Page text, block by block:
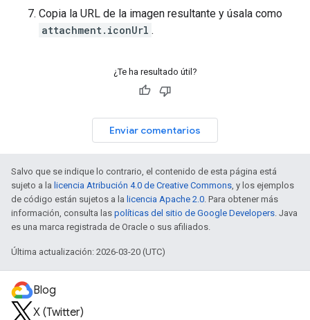
Copia la URL de la imagen resultante y úsala como
attachment.iconUrl .
¿Te ha resultado útil?
Enviar comentarios
Salvo que se indique lo contrario, el contenido de esta página está
sujeto a la licencia Atribución 4.0 de Creative Commons, y los ejemplos
de código están sujetos a la licencia Apache 2.0. Para obtener más
información, consulta las políticas del sitio de Google Developers. Java
es una marca registrada de Oracle o sus afiliados.
Última actualización: 2026-03-20 (UTC)
Blog
X (Twitter)